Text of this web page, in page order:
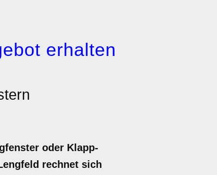
erhalten
oder Klapp-
rechnet sich